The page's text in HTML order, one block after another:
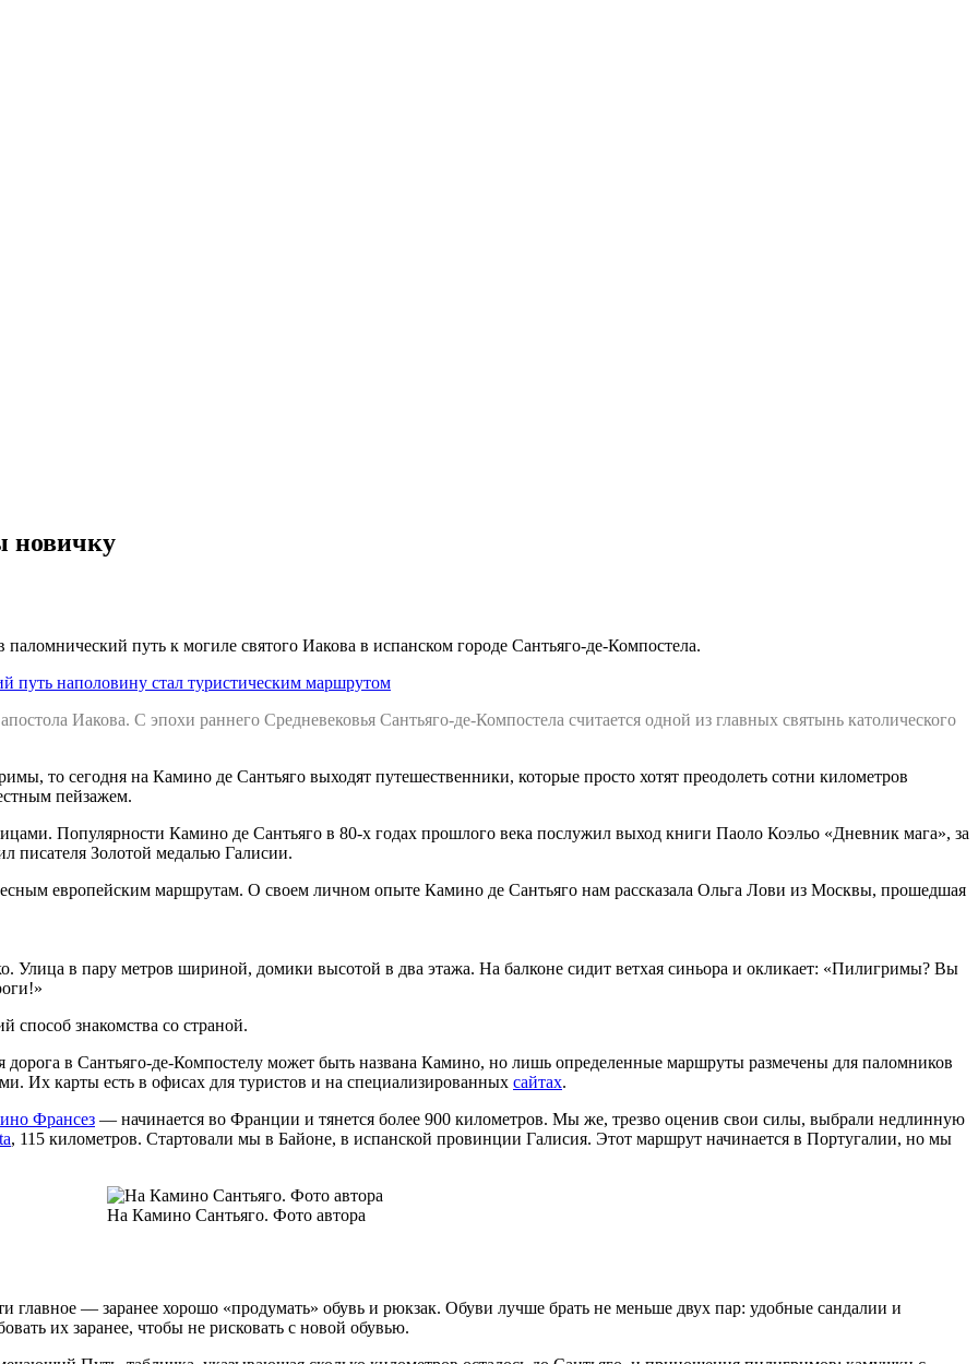
новичку
путь к могиле святого Иакова в испанском городе Сантьяго-де-Компостела.
путь наполовину стал туристическим маршрутом
Иакова. С эпохи раннего Средневековья Сантьяго-де-Компостела считается одной из главных святынь католического
то сегодня на Камино де Сантьяго выходят путешественники, которые просто хотят преодолеть сотни километров
пейзажем.
Популярности Камино де Сантьяго в 80-х годах прошлого века послужил выход книги Паоло Коэльо «Дневник мага», за
писателя Золотой медалью Галисии.
европейским маршрутам. О своем личном опыте Камино де Сантьяго нам рассказала Ольга Лови из Москвы, прошедшая
в пару метров шириной, домики высотой в два этажа. На балконе сидит ветхая синьора и окликает: «Пилигримы? Вы
знакомства со страной.
в Сантьяго-де-Компостелу может быть названа Камино, но лишь определенные маршруты размечены для паломников
Их карты есть в офисах для туристов и на специализированных сайтах.
Франсез — начинается во Франции и тянется более 900 километров. Мы же, трезво оценив свои силы, выбрали недлинную
, 115 километров. Стартовали мы в Байоне, в испанской провинции Галисия. Этот маршрут начинается в Португалии, но мы
На Камино Сантьяго. Фото автора
главное — заранее хорошо «продумать» обувь и рюкзак. Обуви лучше брать не меньше двух пар: удобные сандалии и
их заранее, чтобы не рисковать с новой обувью.